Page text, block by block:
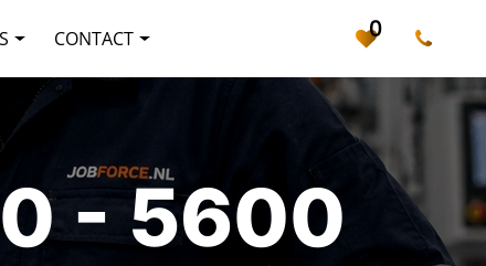
CONTACT 0
- 5600